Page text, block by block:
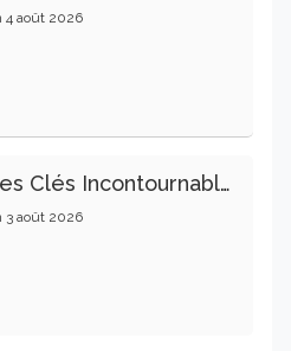
4 août 2026
Les Clés Incontournables Pour Réussir Vos Transactions Immobilières
3 août 2026